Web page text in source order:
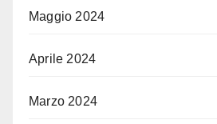
Maggio 2024
Aprile 2024
Marzo 2024